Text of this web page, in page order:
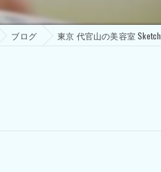
ブログ 東京 代官山の美容室